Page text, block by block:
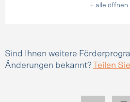
+ alle öffnen
Sind Ihnen weitere
Änderungen bekannt?
Teilen